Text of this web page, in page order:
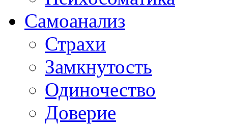
Самоанализ
Страхи
Замкнутость
Одиночество
Доверие